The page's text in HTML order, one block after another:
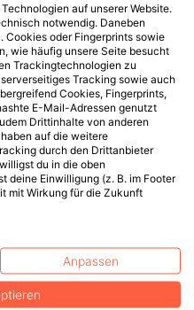
auf unserer Website.
notwendig. Daneben
Cookies oder Fingerprints sowie
wie häufig unsere Seite besucht
Trackingtechnologien zu
Tracking sowie auch
Cookies, Fingerprints,
E-Mail-Adressen genutzt
Drittinhalte von anderen
auf die weitere
durch den Drittanbieter
du in die oben
deine Einwilligung (z. B. im Footer
mit Wirkung für die Zukunft
Anpassen